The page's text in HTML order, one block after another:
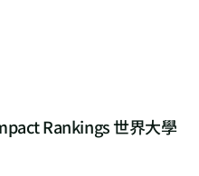
Rankings 世界大學